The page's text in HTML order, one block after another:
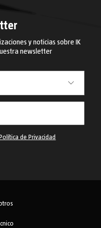
y noticias sobre IK
newsletter
Política de Privacidad